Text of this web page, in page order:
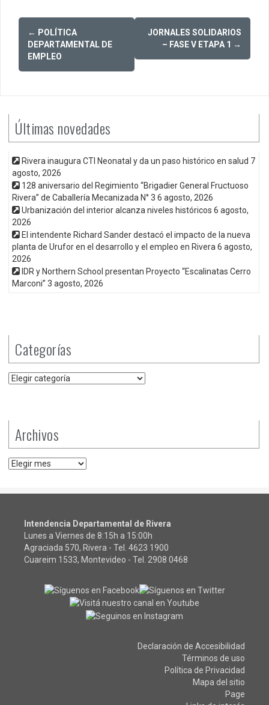
Post
navigation
← POLÍTICA
DEPARTAMENTAL DE
EMPLEO
JORNALES SOLIDARIOS
– FASE V ETAPA 1 →
Últimas novedades
Rivera inaugura CTI Neonatal y da un paso histórico en salud 7
agosto, 2026
128 aniversario del Regimiento “Brigadier General Fructuoso
Rivera” de Caballería Mecanizada N° 3 6 agosto, 2026
Urbanización del interior alcanza niveles históricos 6 agosto,
2026
El intendente Richard Sander destacó el impacto de la nueva
planta de Urufor en el desarrollo y el empleo en Rivera 6 agosto,
2026
IDR y Northern School presentan Proyecto “Escalinatas Cerro
Marconi” 3 agosto, 2026
Categorías
Categorías
Archivos
Archivos
Intendencia Departamental de Rivera
Lunes a Viernes de 8:15h a 15:00h
Agraciada 570, Rivera - Tel. 4623 1900
Cuareim 1533, Montevideo - Tel. 2908 0468
Declaración de Accesibilidad
Términos de uso
Política de Privacidad
Mapa del sitio
Page